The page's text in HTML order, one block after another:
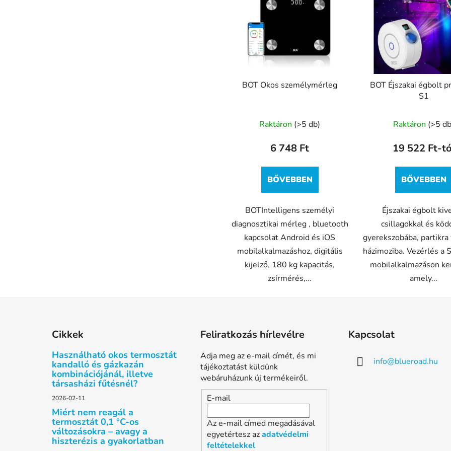
BOT Okos személymérleg
Raktáron (>5 db)
6 748 Ft
BŐVEBBEN
BOTIntelligens személyi
diagnosztikai mérleg , bluetooth
kapcsolat Android és iOS
mobilalkalmazáshoz, digitális
kijelző, 180 kg kapacitás,
zsírmérés,...
BOT Éjszakai égbolt
S1
termék
átlagos
5-
ből
5,0
csillag.
Raktáron (>5
19 522 Ft-
BŐVEBBEN
Éjszakai égbolt
csillagokkal és
gyerekszobába, partikra
házimoziba. Vezérlés a
mobilalkalmazáson
amely...
Cikkek
Használható okos termosztát
kandalló és gázkazán
kombinációjánál, illetve
társasházi fűtésnél?
2026-02-11
Miért nem reagál a
termosztát 0,1 °C-os
változásokra – avagy a
hiszterézis a gyakorlatban
Feliratkozás hírlevélre
Adja meg az e-mail címét, és mi
tájékoztatást küldünk
webáruházunk új termékeiről.
E-mail
Az e-mail címed megadásával
egyetértesz azadatvédelmi
feltételekkel
Kapcsolat
info@blueroad.hu